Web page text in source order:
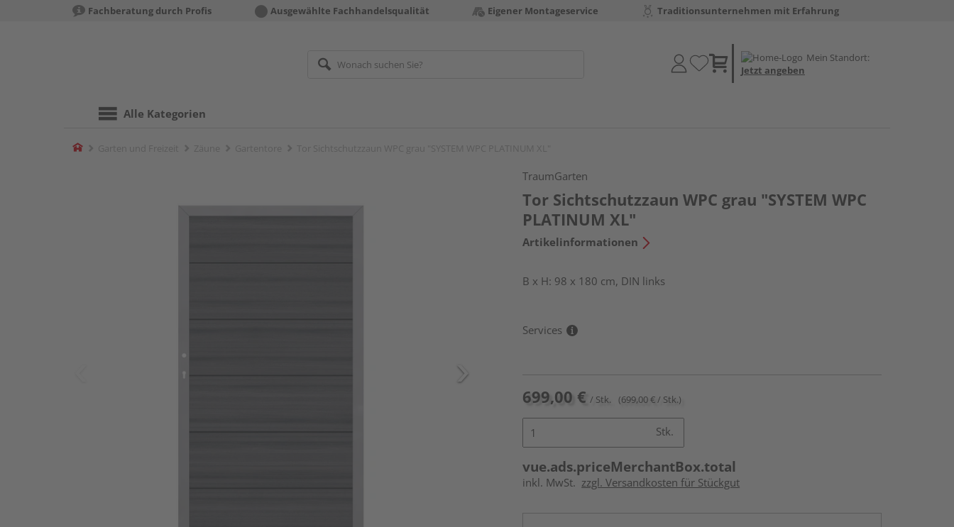
Fachberatung durch Profis Ausgewählte Fachhandelsqualität Eigener Montageservice Traditionsunternehmen mit Erfahrung
Mein Standort:
Jetzt angeben
Alle Kategorien
Home
TraumGarten
Tor Sichtschutzzaun WPC grau "SYSTEM WPC
PLATINUM XL"
Artikelinformationen
B x H: 98 x 180 cm, DIN links
Services
699,00 € / Stk. (699,00 € / Stk.)
Stk.
vue.ads.priceMerchantBox.total
inkl. MwSt. zzgl. Versandkosten für Stückgut